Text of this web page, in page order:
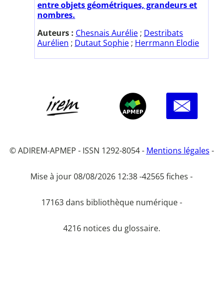
entre objets géométriques, grandeurs et
nombres.
Auteurs : Chesnais Aurélie ; Destribats
Aurélien ; Dutaut Sophie ; Herrmann Elodie
© ADIREM-APMEP - ISSN 1292-8054 - Mentions légales -
Mise à jour 08/08/2026 12:38 -42565 fiches -
17163 dans bibliothèque numérique -
4216 notices du glossaire.